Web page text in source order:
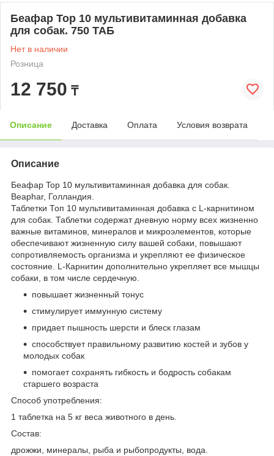
Беафар Top 10 мультивитаминная добавка
для собак. 750 ТАБ
Нет в наличии
Розница
12 750 ₸
Описание Доставка Оплата Условия возврата
Описание
Беафар Top 10 мультивитаминная добавка для собак.
Beaphar, Голландия.
Таблетки Топ 10 мультивитаминная добавка с L-карнитином
для собак. Таблетки содержат дневную норму всех жизненно
важные витаминов, минералов и микроэлементов, которые
обеспечивают жизненную силу вашей собаки, повышают
сопротивляемость организма и укрепляют ее физическое
состояние. L-Карнитин дополнительно укрепляет все мышцы
собаки, в том числе сердечную.
повышает жизненный тонус
стимулирует иммунную систему
придает пышность шерсти и блеск глазам
способствует правильному развитию костей и зубов у
молодых собак
помогает сохранять гибкость и бодрость собакам
старшего возраста
Способ употребления:
1 таблетка на 5 кг веса животного в день.
Состав:
дрожжи, минералы, рыба и рыбопродукты, вода.